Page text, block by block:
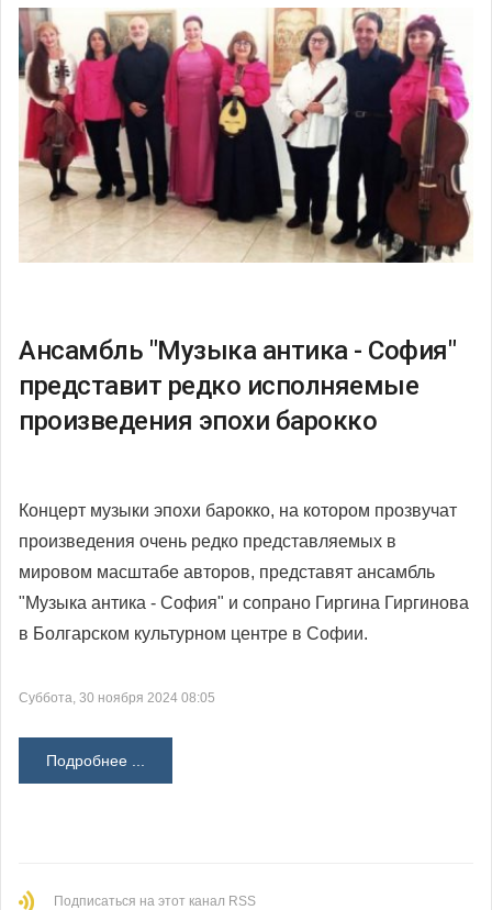
Ансамбль "Музыка антика - София"
представит редко исполняемые
произведения эпохи барокко
Концерт музыки эпохи барокко, на котором прозвучат
произведения очень редко представляемых в
мировом масштабе авторов, представят ансамбль
"Музыка антика - София" и сопрано Гиргина Гиргинова
в Болгарском культурном центре в Софии.
Суббота, 30 ноября 2024 08:05
Подробнее ...
Подписаться на этот канал RSS